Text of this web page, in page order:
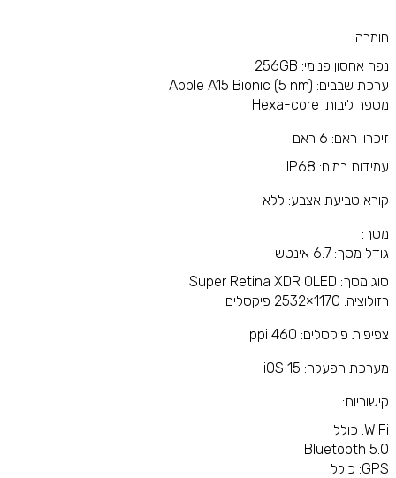
חומרה:
נפח אחסון פנימי: 256GB
ערכת שבבים: Apple A15 Bionic (5 nm)
מספר ליבות: Hexa-core
זיכרון ראם: 6 ראם
עמידות במים: IP68
קורא טביעת אצבע: ללא
מסך:
גודל מסך: 6.7 אינטש
סוג מסך: Super Retina XDR OLED
רזולוציה: 1170×2532 פיקסלים
צפיפות פיקסלים: 460 ppi
מערכת הפעלה: iOS 15
קישוריות:
WiFi: כולל
5.0 Bluetooth
GPS: כולל